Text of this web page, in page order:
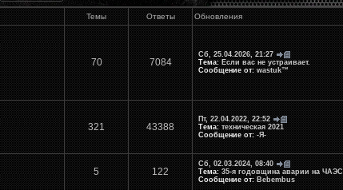
Темы Ответы Обновления
70 7084
Сб, 25.04.2026, 21:27
Тема: Если вас не устраивает.
Сообщение от: wastuk™
321 43388
Пт, 22.04.2022, 22:52
Тема: техническая 2021
Сообщение от: -Я-
5 122
Сб, 02.03.2024, 08:40
Тема: 35-я годовщина аварии на ЧАЭС
Сообщение от: Bebembus